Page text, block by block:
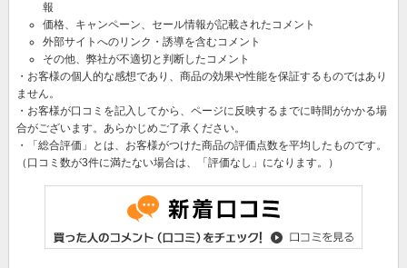
報
価格、キャンペーン、セール情報が記載されたコメント
外部サイトへのリンク・誘導を含むコメント
その他、弊社が不適切と判断したコメント
・お客様の個人的な感想であり、商品の効果や性能を保証するものではあり
ません。
・お客様が口コミを記入してから、ページに反映するまでに時間がかかる場
合がございます。あらかじめご了承ください。
・「総合評価」とは、お客様がつけた商品の評価点数を平均したものです。
（口コミ数が3件に満たない場合は、「評価なし」になります。）